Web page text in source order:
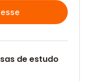
de estudo